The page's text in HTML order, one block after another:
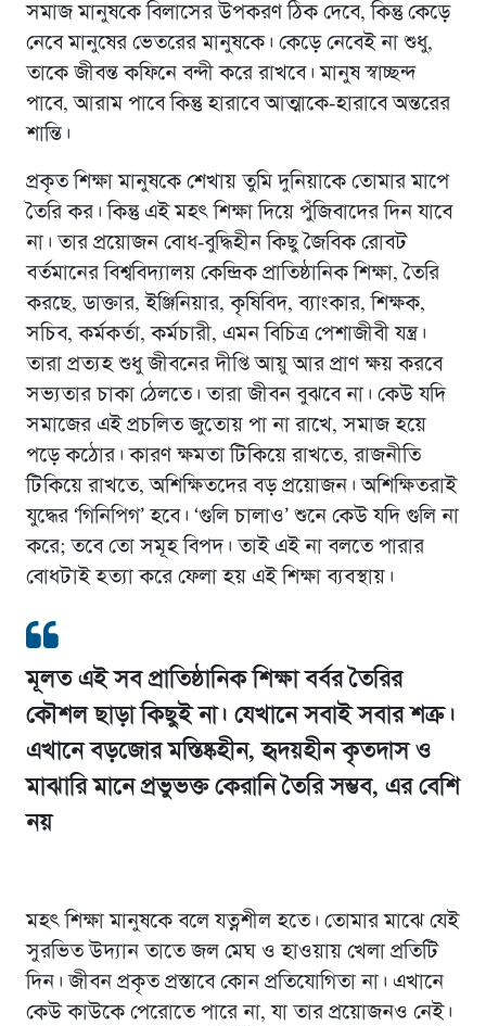
সমাজ মানুষকে বিলাসের উপকরণ ঠিক দেবে, কিন্তু কেড়ে
নেবে মানুষের ভেতরের মানুষকে। কেড়ে নেবেই না শুধু,
তাকে জীবন্ত কফিনে বন্দী করে রাখবে। মানুষ স্বাচ্ছন্দ
পাবে, আরাম পাবে কিন্তু হারাবে আত্মাকে-হারাবে অন্তরের
শান্তি।
প্রকৃত শিক্ষা মানুষকে শেখায় তুমি দুনিয়াকে তোমার মাপে
তৈরি কর। কিন্তু এই মহৎ শিক্ষা দিয়ে পুঁজিবাদের দিন যাবে
না। তার প্রয়োজন বোধ-বুদ্ধিহীন কিছু জৈবিক রোবট
বর্তমানের বিশ্ববিদ্যালয় কেন্দ্রিক প্রাতিষ্ঠানিক শিক্ষা, তৈরি
করছে, ডাক্তার, ইঞ্জিনিয়ার, কৃষিবিদ, ব্যাংকার, শিক্ষক,
সচিব, কর্মকর্তা, কর্মচারী, এমন বিচিত্র পেশাজীবী যন্ত্র।
তারা প্রত্যহ শুধু জীবনের দীপ্তি আয়ু আর প্রাণ ক্ষয় করবে
সভ্যতার চাকা ঠেলতে। তারা জীবন বুঝবে না। কেউ যদি
সমাজের এই প্রচলিত জুতোয় পা না রাখে, সমাজ হয়ে
পড়ে কঠোর। কারণ ক্ষমতা টিকিয়ে রাখতে, রাজনীতি
টিকিয়ে রাখতে, অশিক্ষিতদের বড় প্রয়োজন। অশিক্ষিতরাই
যুদ্ধের ‘গিনিপিগ’ হবে। ‘গুলি চালাও’ শুনে কেউ যদি গুলি না
করে; তবে তো সমূহ বিপদ। তাই এই না বলতে পারার
বোধটাই হত্যা করে ফেলা হয় এই শিক্ষা ব্যবস্থায়।
মূলত এই সব প্রাতিষ্ঠানিক শিক্ষা বর্বর তৈরির
কৌশল ছাড়া কিছুই না। যেখানে সবাই সবার শত্রু।
এখানে বড়জোর মস্তিষ্কহীন, হৃদয়হীন কৃতদাস ও
মাঝারি মানে প্রভুভক্ত কেরানি তৈরি সম্ভব, এর বেশি
নয়
মহৎ শিক্ষা মানুষকে বলে যত্নশীল হতে। তোমার মাঝে যেই
সুরভিত উদ্যান তাতে জল মেঘ ও হাওয়ায় খেলা প্রতিটি
দিন। জীবন প্রকৃত প্রস্তাবে কোন প্রতিযোগিতা না। এখানে
কেউ কাউকে পেরোতে পারে না, যা তার প্রয়োজনও নেই।